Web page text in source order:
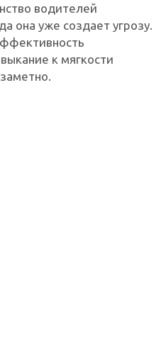
водителей
она уже создает угрозу.
к мягкости